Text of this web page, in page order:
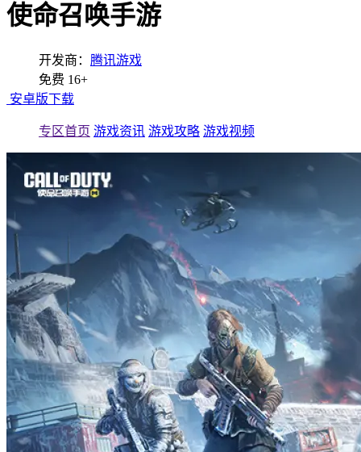
使命召唤手游
开发商： 腾讯游戏
免费 16+
安卓版下载
专区首页 游戏资讯 游戏攻略 游戏视频